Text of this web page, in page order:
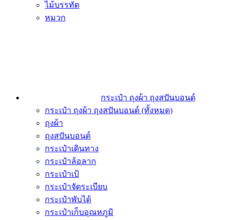
ไม้บรรทัด
หมวก
กระเป๋า ถุงผ้า ถุงสปันบอนด์
กระเป๋า ถุงผ้า ถุงสปันบอนด์ (ทั้งหมด)
ถุงผ้า
ถุงสปันบอนด์
กระเป๋าเดินทาง
กระเป๋าล้อลาก
กระเป๋าเป้
กระเป๋าจัดระเบียบ
กระเป๋าพับได้
กระเป๋าเก็บอุณหภูมิ